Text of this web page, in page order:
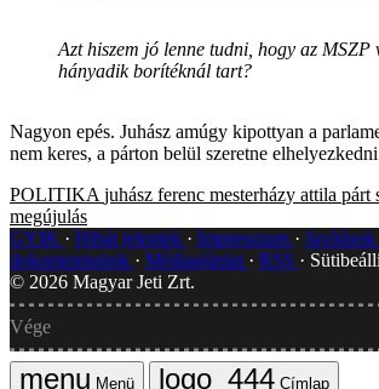
Azt hiszem jó lenne tudni, hogy az MSZP
hányadik borítéknál tart?
Nagyon epés. Juhász amúgy kipottyan a
nem keres, a párton belül szeretne
POLITIKA juhász ferenc mesterházy attila párt
megújulás
GYIK
Hibát jelentek Impresszum Javítások
dokumentumok
Médiaajánlat RSS
© 2026 Magyar Jeti Zrt.
Vége
Menü Címlap